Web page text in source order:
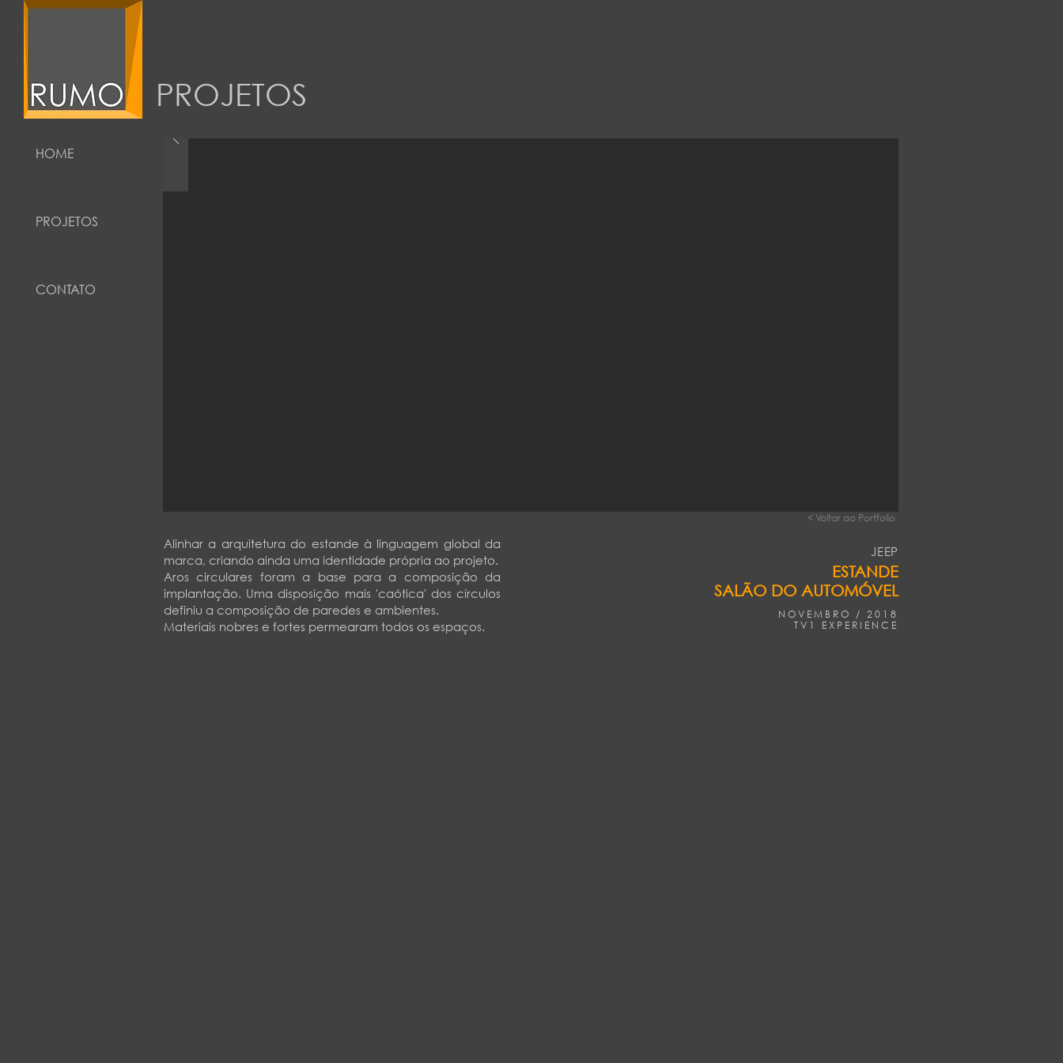
PROJETOS
Alinhar a arquitetura do estande à linguagem global da
marca, criando ainda uma identidade própria ao projeto.
Aros circulares foram a base para a composição da
implantação. Uma disposição mais 'caótica' dos círculos
definiu a composição de paredes e ambientes.
Materiais nobres e fortes permearam todos os espaços.
JEEP
ESTANDE
SALÃO DO AUTOMÓVEL
NOVEMBRO / 2018
TV1 EXPERIENCE
< Voltar ao Portfolio
HOME
PROJETOS
CONTATO